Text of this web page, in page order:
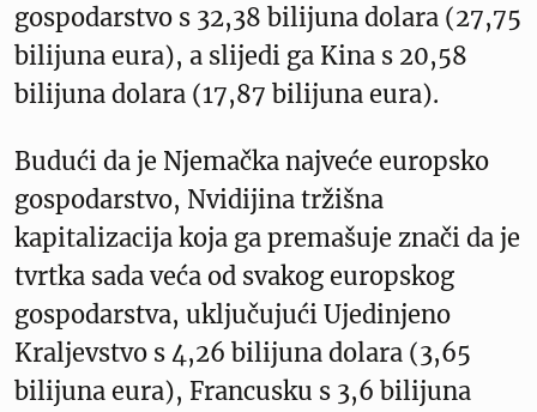
gospodarstvo s 32,38 bilijuna dolara (27,75
bilijuna eura), a slijedi ga Kina s 20,58
bilijuna dolara (17,87 bilijuna eura).
Budući da je Njemačka najveće europsko
gospodarstvo, Nvidijina tržišna
kapitalizacija koja ga premašuje znači da je
tvrtka sada veća od svakog europskog
gospodarstva, uključujući Ujedinjeno
Kraljevstvo s 4,26 bilijuna dolara (3,65
bilijuna eura), Francusku s 3,6 bilijuna